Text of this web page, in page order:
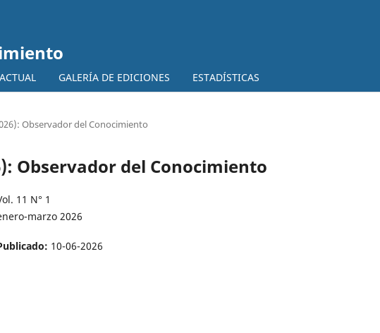
GALERÍA DE EDICIONES ESTADÍSTICAS
Observador del Conocimiento
Observador del Conocimiento
11 N° 1
marzo 2026
10-06-2026